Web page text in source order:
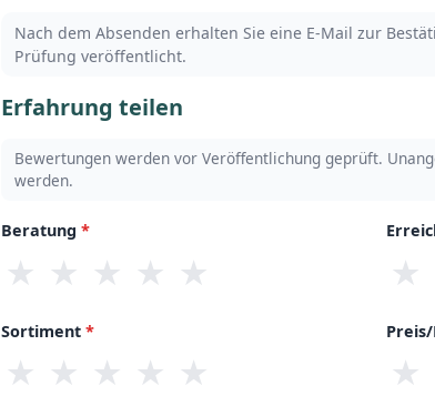
Nach dem Absenden erhalten Sie eine E-Mail zur
Prüfung veröffentlicht.
Erfahrung teilen
Bewertungen werden vor Veröffentlichung geprüft.
werden.
Beratung *
★ ★ ★ ★ ★ ★
Sortiment *
★ ★ ★ ★ ★ ★